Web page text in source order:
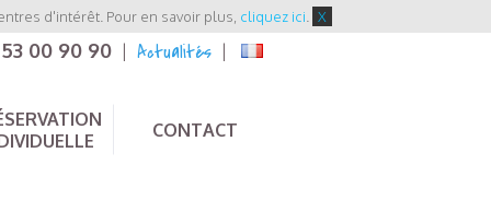
d'intérêt. Pour en savoir plus, cliquez ici X
00 90 90 Actualités
CONTACT